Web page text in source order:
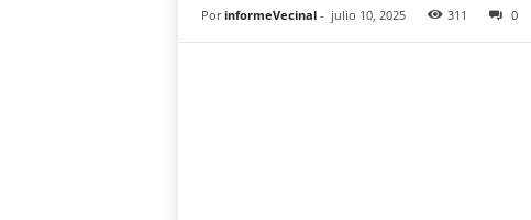
Por informeVecinal- julio 10, 2025 311 0